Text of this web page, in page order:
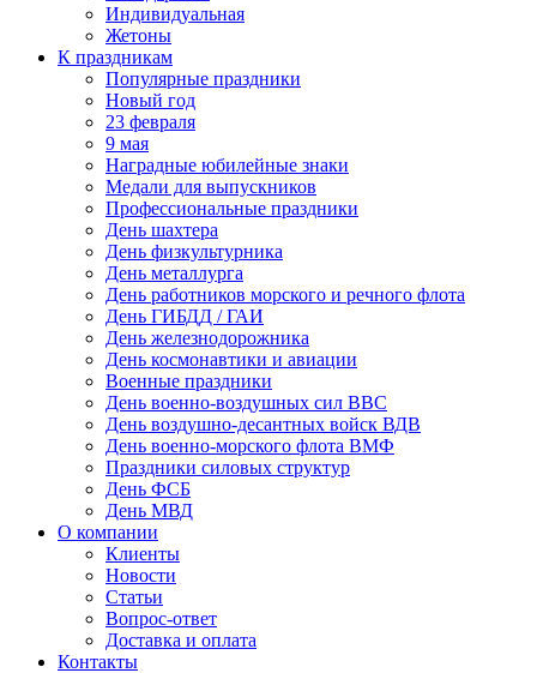
Индивидуальная
Жетоны
К праздникам
Популярные праздники
Новый год
23 февраля
9 мая
Наградные юбилейные знаки
Медали для выпускников
Профессиональные праздники
День шахтера
День физкультурника
День металлурга
День работников морского и речного флота
День ГИБДД / ГАИ
День железнодорожника
День космонавтики и авиации
Военные праздники
День военно-воздушных сил ВВС
День воздушно-десантных войск ВДВ
День военно-морского флота ВМФ
Праздники силовых структур
День ФСБ
День МВД
О компании
Клиенты
Новости
Статьи
Вопрос-ответ
Доставка и оплата
Контакты